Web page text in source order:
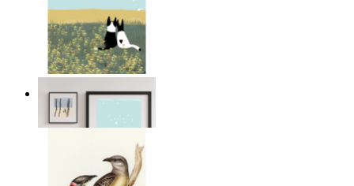
Öppet landskap
Från 149 kr